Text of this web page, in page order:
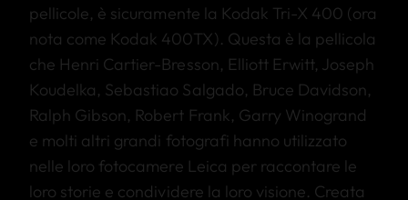
pellicole, è sicuramente la Kodak Tri-X 400 (ora
nota come Kodak 400TX). Questa è la pellicola
che Henri Cartier-Bresson, Elliott Erwitt, Joseph
Koudelka, Sebastiao Salgado, Bruce Davidson,
Ralph Gibson, Robert Frank, Garry Winogrand
e molti altri grandi fotografi hanno utilizzato
nelle loro fotocamere Leica per raccontare le
loro storie e condividere la loro visione. Creata